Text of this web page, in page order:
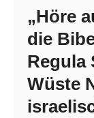
„Höre
die
Regula
Wüste